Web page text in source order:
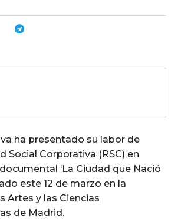
ha presentado su labor de
Social Corporativa (RSC) en
‘La Ciudad que Nació
este 12 de marzo en la
Artes y las Ciencias
de Madrid.